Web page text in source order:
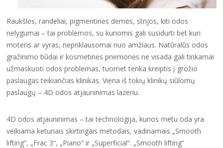
Raukšlės, randeliai, pigmentinės dėmės, strijos, kiti odos
nelygumai – tai problemos, su kuriomis gali susidurti bet kuri
moteris ar vyras, nepriklausomai nuo amžiaus. Natūralūs odos
gražinimo būdai ir kosmetinės priemonės ne visada gali tinkamai
užmaskuoti odos problemas, tuomet tenka kreiptis į grožio
paslaugas teikiančias klinikas. Viena iš tokių klinikų siūlomų
paslaugų – 4D odos atjauninimas lazeriu.
4D odos atjauninimas – tai technologija, kurios metu oda yra
veikiama keturiais skirtingais metodais, vadinamais „Smooth
lifting“, „Frac 3“, „Piano“ ir „Superficial“. „Smooth lifting“